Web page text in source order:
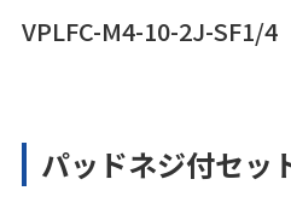
VPLFC-M4-10-2J-SF1/4
パッドネジ付セッ